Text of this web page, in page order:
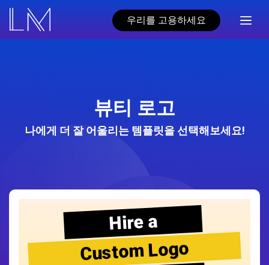
우리를 고용하세요
뷰티 로고
나에게 더 잘 어울리는 템플릿을 선택해보세요!
Hire a
Custom Logo